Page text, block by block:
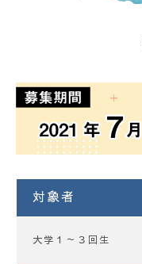
対象者
大学１～３回生